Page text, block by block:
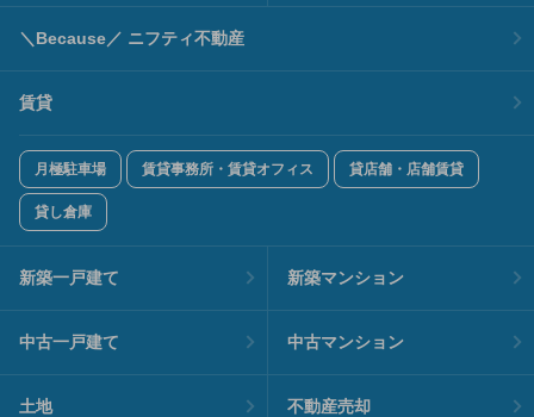
＼Because／ ニフティ不動産
賃貸
月極駐車場 賃貸事務所・賃貸オフィス 貸店舗・店舗賃貸
貸し倉庫
新築一戸建て 新築マンション
中古一戸建て 中古マンション
土地 不動産売却